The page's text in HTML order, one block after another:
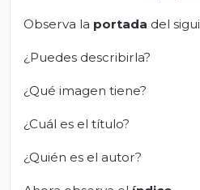
Observa la portada del
¿Puedes describirla?
¿Qué imagen tiene?
¿Cuál es el título?
¿Quién es el autor?